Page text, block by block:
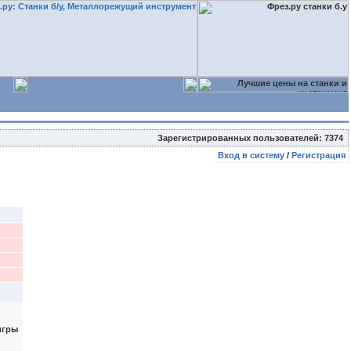
Зарегистрированных пользователей: 7374
Вход в систему / Регистрация